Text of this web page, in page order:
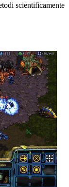
scientificamente